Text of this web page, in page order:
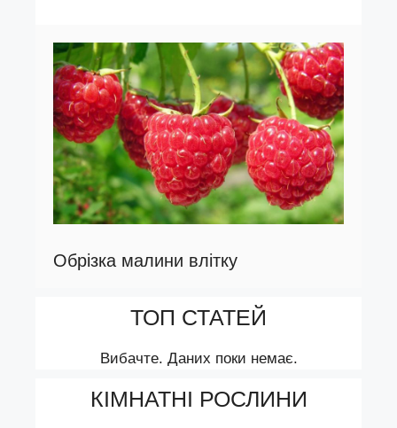
Обрізка малини влітку
ТОП СТАТЕЙ
Вибачте. Даних поки немає.
КІМНАТНІ РОСЛИНИ